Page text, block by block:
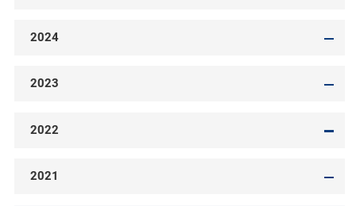
2024
2023
2022
2021